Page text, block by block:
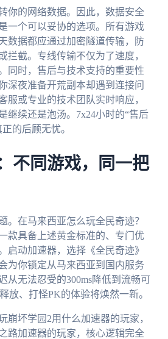
你的网络数据。因此，数据安全
一个可以妥协的选项。所有游戏
数据都应通过加密隧道传输，防
拦截。专线传输不仅为了速度，
同时，售后与技术支持的重要性
深夜准备开荒副本却遇到连接问
服或专业的技术团队实时响应，
继续还是泡汤。7x24小时的“售后
的后顾无忧。
不同游戏，同一把
。在马来西亚怎么玩全民奇迹？
款具备上述黄金标准的、专门优
启动加速器，选择《全民奇迹》
为你锁定从马来西亚到国内服务
从无法忍受的300ms降低到流畅可
放、打怪PK的体验将焕然一新。
崩坏学园2用什么加速器的玩家，
路加速器的玩家，核心逻辑完全